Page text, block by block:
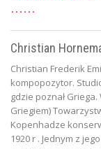
Christian
Christian Frederik
kompopozytor.
gdzie poznał Griega.
Griegiem)
Kopenhadze
1920 r . Jednym z